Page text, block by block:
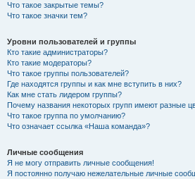
Что такое закрытые темы?
Что такое значки тем?
Уровни пользователей и группы
Кто такие администраторы?
Кто такие модераторы?
Что такое группы пользователей?
Где находятся группы и как мне вступить в них?
Как мне стать лидером группы?
Почему названия некоторых групп имеют разные
Что такое группа по умолчанию?
Что означает ссылка «Наша команда»?
Личные сообщения
Я не могу отправить личные сообщения!
Я постоянно получаю нежелательные личные